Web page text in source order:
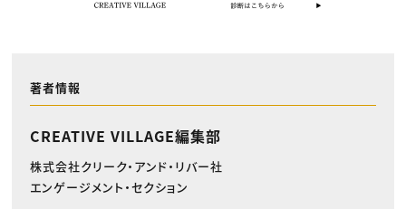
著者情報
CREATIVE VILLAGE編集部
株式会社クリーク・アンド・リバー社
エンゲージメント・セクション